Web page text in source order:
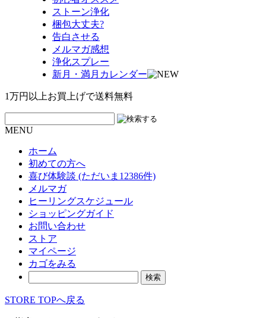
ストーン浄化
梱包大丈夫?
告白させる
メルマガ感想
浄化スプレー
新月・満月カレンダー
1万円以上お買上げで送料無料
MENU
ホーム
初めての方へ
喜び体験談 (ただいま12386件)
メルマガ
ヒーリングスケジュール
ショッピングガイド
お問い合わせ
ストア
マイページ
カゴをみる
検索
STORE TOPへ戻る